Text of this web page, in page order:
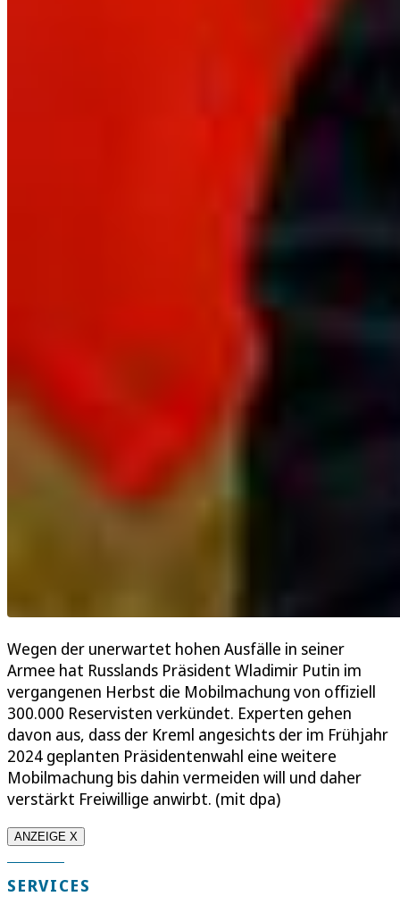
Wegen der unerwartet hohen Ausfälle in seiner
Armee hat Russlands Präsident Wladimir Putin im
vergangenen Herbst die Mobilmachung von offiziell
300.000 Reservisten verkündet. Experten gehen
davon aus, dass der Kreml angesichts der im Frühjahr
2024 geplanten Präsidentenwahl eine weitere
Mobilmachung bis dahin vermeiden will und daher
verstärkt Freiwillige anwirbt. (mit dpa)
ANZEIGE X
SERVICES